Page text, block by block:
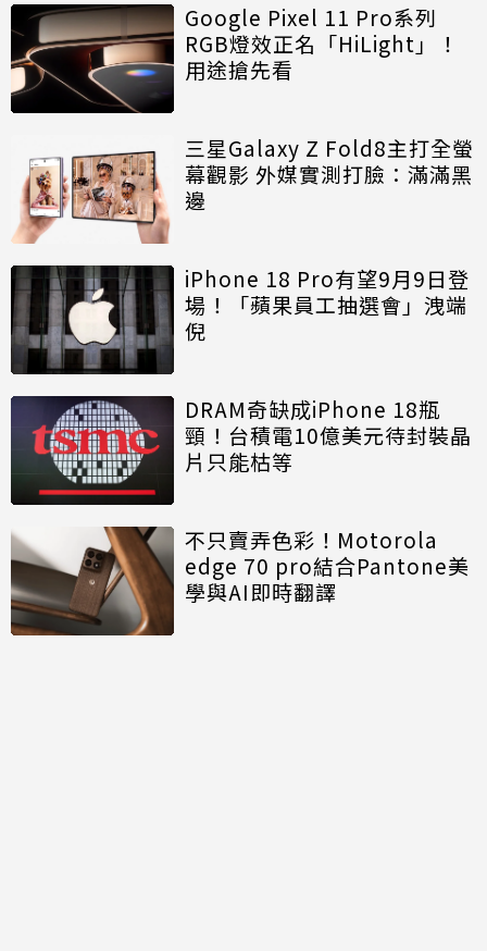
Google Pixel 11 Pro系列
RGB燈效正名「HiLight」！
用途搶先看
三星Galaxy Z Fold8主打全螢
幕觀影 外媒實測打臉：滿滿黑
邊
iPhone 18 Pro有望9月9日登
場！「蘋果員工抽選會」洩端
倪
DRAM奇缺成iPhone 18瓶
頸！台積電10億美元待封裝晶
片只能枯等
不只賣弄色彩！Motorola
edge 70 pro結合Pantone美
學與AI即時翻譯